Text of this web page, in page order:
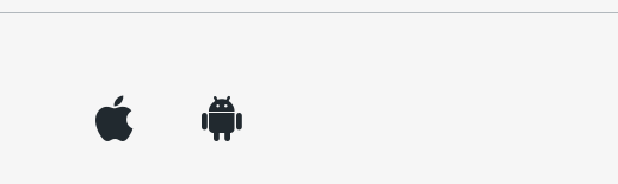
appleinc android